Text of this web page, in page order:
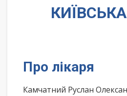
Про лікаря
Камчатний Руслан